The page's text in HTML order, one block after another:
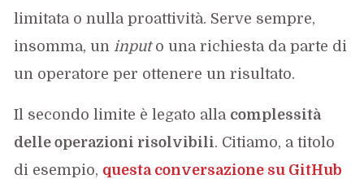
limitata o nulla proattività. Serve sempre,
insomma, un inputo una richiesta da parte di
un operatore per ottenere un risultato.
Il secondo limite è legato alla complessità
delle operazioni risolvibili. Citiamo, a titolo
di esempio, questa conversazione su GitHub